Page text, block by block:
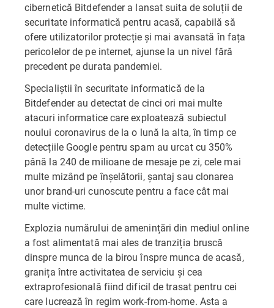
cibernetică Bitdefender a lansat suita de soluții de
securitate informatică pentru acasă, capabilă să
ofere utilizatorilor protecție și mai avansată în fața
pericolelor de pe internet, ajunse la un nivel fără
precedent pe durata pandemiei.
Specialiștii în securitate informatică de la
Bitdefender au detectat de cinci ori mai multe
atacuri informatice care exploatează subiectul
noului coronavirus de la o lună la alta, în timp ce
detecțiile Google pentru spam au urcat cu 350%
până la 240 de milioane de mesaje pe zi, cele mai
multe mizând pe înșelătorii, șantaj sau clonarea
unor brand-uri cunoscute pentru a face cât mai
multe victime.
Explozia numărului de amenințări din mediul online
a fost alimentată mai ales de tranziția bruscă
dinspre munca de la birou înspre munca de acasă,
granița între activitatea de serviciu și cea
extraprofesională fiind dificil de trasat pentru cei
care lucrează în regim work-from-home. Asta a